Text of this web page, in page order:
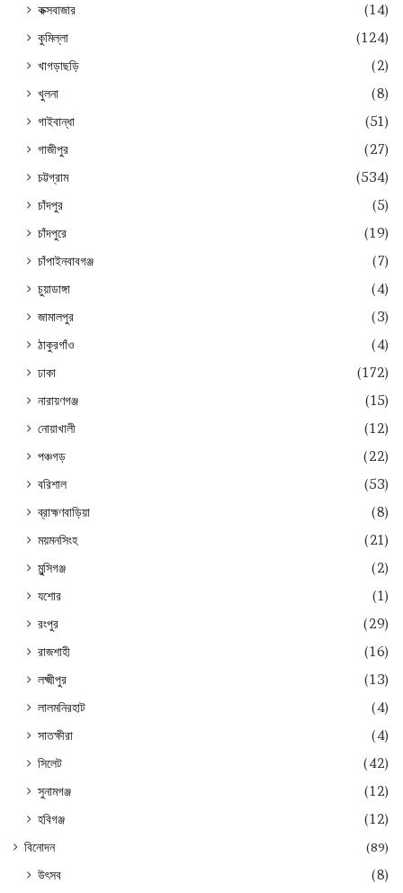
কক্সবাজার
(14)
কুমিল্লা
(124)
খাগড়াছড়ি
(2)
খুলনা
(8)
গাইবান্ধা
(51)
গাজীপুর
(27)
চট্টগ্রাম
(534)
চাঁদপুর
(5)
চাঁদপুরে
(19)
চাঁপাইনবাবগঞ্জ
(7)
চুয়াডাঙ্গা
(4)
জামালপুর
(3)
ঠাকুরগাঁও
(4)
ঢাকা
(172)
নারায়ণগঞ্জ
(15)
নোয়াখালী
(12)
পঞ্চগড়
(22)
বরিশাল
(53)
ব্রাহ্মণবাড়িয়া
(8)
ময়মনসিংহ
(21)
মুন্সিগঞ্জ
(2)
যশোর
(1)
রংপুর
(29)
রাজশাহী
(16)
লক্ষ্মীপুর
(13)
লালমনিরহাট
(4)
সাতক্ষীরা
(4)
সিলেট
(42)
সুনামগঞ্জ
(12)
হবিগঞ্জ
(12)
বিনোদন (89)
উৎসব
(8)